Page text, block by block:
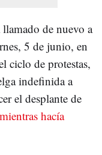
llamado de nuevo a
5 de junio, en
ciclo de protestas,
indefinida a
el desplante de
mientras hacía